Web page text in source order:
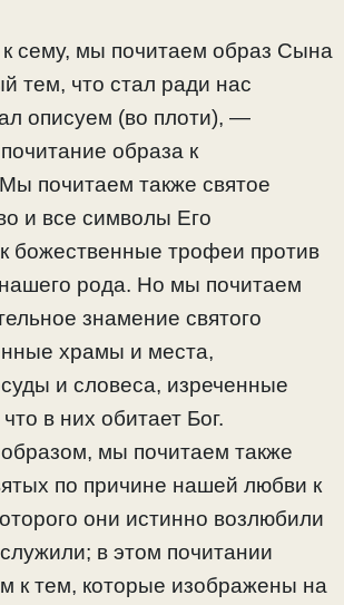
сему, мы почитаем образ Сына
тем, что стал ради нас
описуем (во плоти), —
образа к
почитаем также святое
и все символы Его
божественные трофеи против
рода. Но мы почитаем
знамение святого
храмы и места,
и словеса, изреченные
в них обитает Бог.
мы почитаем также
по причине нашей любви к
они истинно возлюбили
в этом почитании
к тем, которые изображены на